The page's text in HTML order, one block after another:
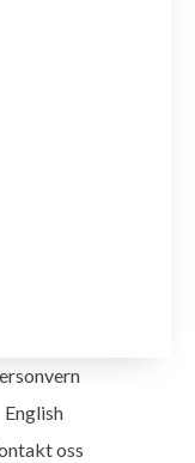
English
oss